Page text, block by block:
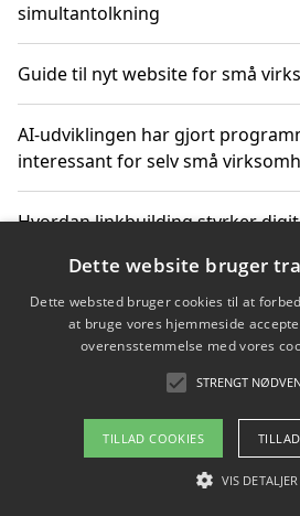
simultantolkning
Guide til nyt website for små
AI-udviklingen har gjort
interessant for selv små
Hvordan linkbuilding styrker
Sådan har udviklingen inden for
ændret sig
Copyright 2026 -
Om / kontakt
Dette website bruger
Dette websted bruger cookies til at
at bruge vores hjemmeside
overensstemmelse med vores
STRENGT
TILLAD COOKIES
VIS DETALJER